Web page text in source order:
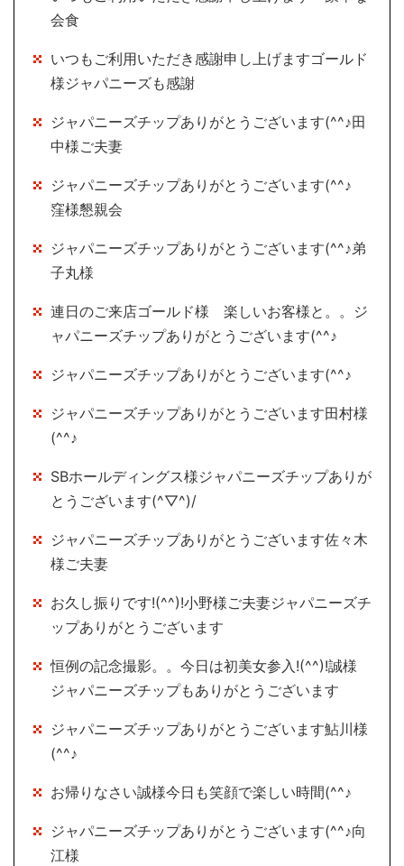
会食
いつもご利用いただき感謝申し上げますゴールド
様ジャパニーズも感謝
ジャパニーズチップありがとうございます(^^♪田
中様ご夫妻
ジャパニーズチップありがとうございます(^^♪
窪様懇親会
ジャパニーズチップありがとうございます(^^♪弟
子丸様
連日のご来店ゴールド様 楽しいお客様と。。ジ
ャパニーズチップありがとうございます(^^♪
ジャパニーズチップありがとうございます(^^♪
ジャパニーズチップありがとうございます田村様
(^^♪
SBホールディングス様ジャパニーズチップありが
とうございます(^▽^)/
ジャパニーズチップありがとうございます佐々木
様ご夫妻
お久し振りです!(^^)!小野様ご夫妻ジャパニーズチ
ップありがとうございます
恒例の記念撮影。。今日は初美女参入!(^^)!誠様
ジャパニーズチップもありがとうございます
ジャパニーズチップありがとうございます鮎川様
(^^♪
お帰りなさい誠様今日も笑顔で楽しい時間(^^♪
ジャパニーズチップありがとうございます(^^♪向
江様